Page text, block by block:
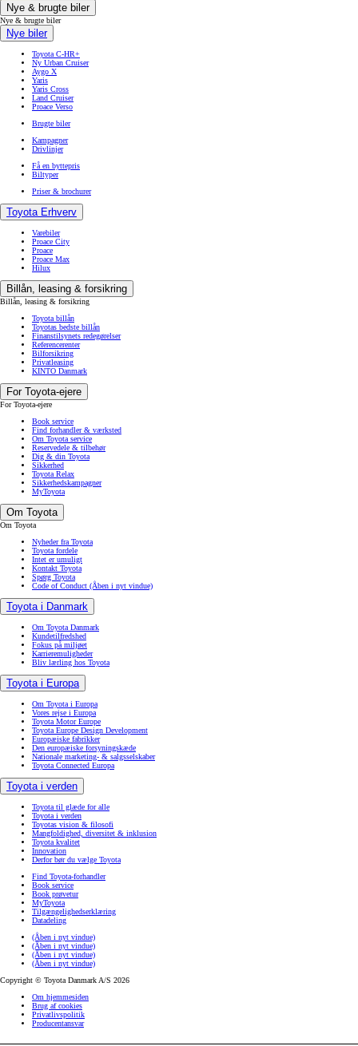
Nye & brugte biler
Nye & brugte biler
Nye biler
Toyota C-HR+
Ny Urban Cruiser
Aygo X
Yaris
Yaris Cross
Land Cruiser
Proace Verso
Brugte biler
Kampagner
Drivlinjer
Få en byttepris
Biltyper
Priser & brochurer
Toyota Erhverv
Varebiler
Proace City
Proace
Proace Max
Hilux
Billån, leasing & forsikring
Billån, leasing & forsikring
Toyota billån
Toyotas bedste billån
Finanstilsynets redegørelser
Referencerenter
Bilforsikring
Privatleasing
KINTO Danmark
For Toyota-ejere
For Toyota-ejere
Book service
Find forhandler & værksted
Om Toyota service
Reservedele & tilbehør
Dig & din Toyota
Sikkerhed
Toyota Relax
Sikkerhedskampagner
MyToyota
Om Toyota
Om Toyota
Nyheder fra Toyota
Toyota fordele
Intet er umuligt
Kontakt Toyota
Spørg Toyota
Code of Conduct (Åben i nyt vindue)
Toyota i Danmark
Om Toyota Danmark
Kundetilfredshed
Fokus på miljøet
Karrieremuligheder
Bliv lærling hos Toyota
Toyota i Europa
Om Toyota i Europa
Vores rejse i Europa
Toyota Motor Europe
Toyota Europe Design Development
Europæiske fabrikker
Den europæiske forsyningskæde
Nationale marketing- & salgsselskaber
Toyota Connected Europa
Toyota i verden
Toyota til glæde for alle
Toyota i verden
Toyotas vision & filosofi
Mangfoldighed, diversitet & inklusion
Toyota kvalitet
Innovation
Derfor bør du vælge Toyota
Find Toyota-forhandler
Book service
Book prøvetur
MyToyota
Tilgængelighedserklæring
Datadeling
(Åben i nyt vindue)
(Åben i nyt vindue)
(Åben i nyt vindue)
(Åben i nyt vindue)
Copyright © Toyota Danmark A/S 2026
Om hjemmesiden
Brug af cookies
Privatlivspolitik
Producentansvar